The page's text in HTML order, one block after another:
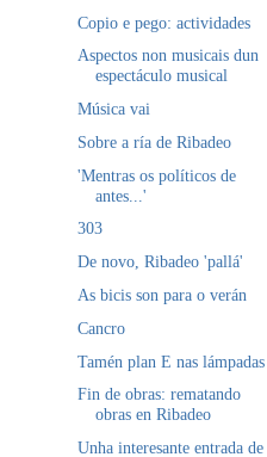
Copio e pego: actividades
Aspectos non musicais dun
espectáculo musical
Música vai
Sobre a ría de Ribadeo
'Mentras os políticos de
antes...'
303
De novo, Ribadeo 'pallá'
As bicis son para o verán
Cancro
Tamén plan E nas lámpadas
Fin de obras: rematando
obras en Ribadeo
Unha interesante entrada de